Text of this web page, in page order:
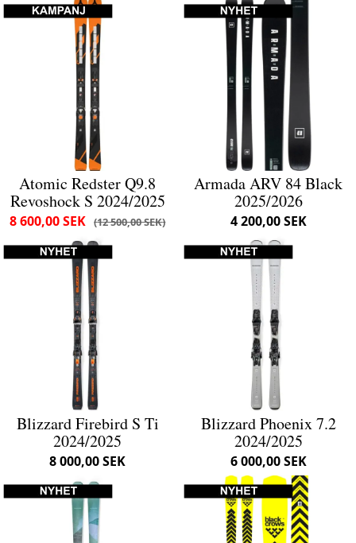
Atomic Redster Q9.8
Revoshock S 2024/2025
12 500,00 SEK
8 600,00 SEK
Armada ARV 84 Black
2025/2026
4 200,00 SEK
Blizzard Firebird S Ti
2024/2025
8 000,00 SEK
Blizzard Phoenix 7.2
2024/2025
6 000,00 SEK